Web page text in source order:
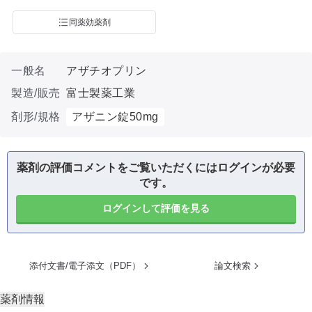
同薬効薬剤
一般名
アザチオプリン
製造/販売 富士製薬工業
剤形/規格
アザニン錠50mg
薬剤の評価コメントをご覧いただくにはログインが必要
です。
ログインして評価を見る
添付文書/電子添文（PDF） 論文検索
薬剤情報